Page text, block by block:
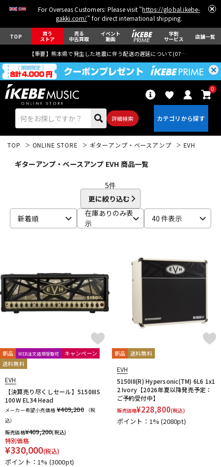
For Overseas Customers: Please visit "https://global.ikebe-
gakki.com/" for direct international shipping.
TOP 買う
ストア
売る
中古買取
イベント
動画
学割
サービス 店舗一覧
【重要】熊本県で発生した地震に伴う配送の遅延について(07月29日
詳細検索
0
ドラム パーカッション
キーボード
エフェクター
DJ機器 DTM
DTM オンライン納品
TOP ONLINE STORE ギターアンプ・ベースアンプ EVH
ギターアンプ・ベースアンプ EVH 商品一覧
5件
更に絞り込む
新着順
在庫ありのみ表
示
40 件表示
新品 WEB注文店頭受取可
キャンペーン
送料無料
EVH
【決算売り尽くしセール】5150IIIS
100W EL34 Head
メーカー希望小売価格 ¥409,200
（税
込）
販売価格¥409,200(税込)
特別価格
¥330,000(税込)
ポイント：1% (3000pt)
新品 送料無料
EVH
5150III(R) Hypersonic(TM) 6L6 1x1
2 Ivory【2026年夏以降発売予定：
ご予約受付中】
販売価格¥228,800(税込)
ポイント：1%(2080pt)